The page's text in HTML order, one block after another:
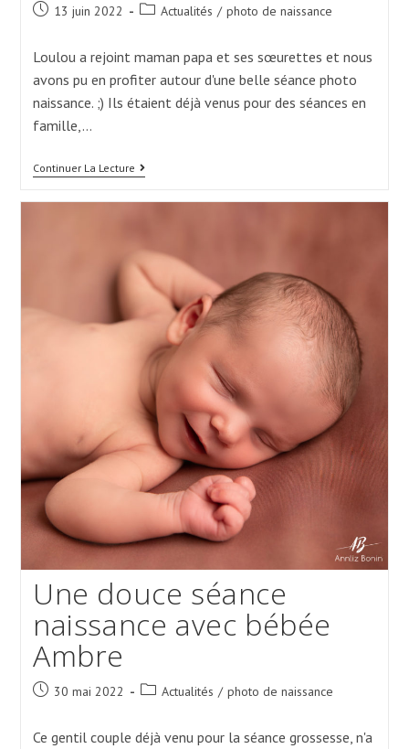
Post 13 juin 2022
Post Actualités / photo de naissance
Loulou a rejoint maman papa et ses sœurettes et nous
avons pu en profiter autour d'une belle séance photo
naissance. ;) Ils étaient déjà venus pour des séances en
famille,…
Continuer La LecturePhotos
Une douce séance
naissance avec bébée
Ambre
Post 30 mai 2022
Post Actualités / photo de naissance
Ce gentil couple déjà venu pour la séance grossesse, n'a